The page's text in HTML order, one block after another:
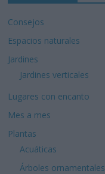
Consejos
Espacios naturales
Jardines
Jardines verticales
Lugares con encanto
Mes a mes
Plantas
Acuáticas
Árboles ornamentales